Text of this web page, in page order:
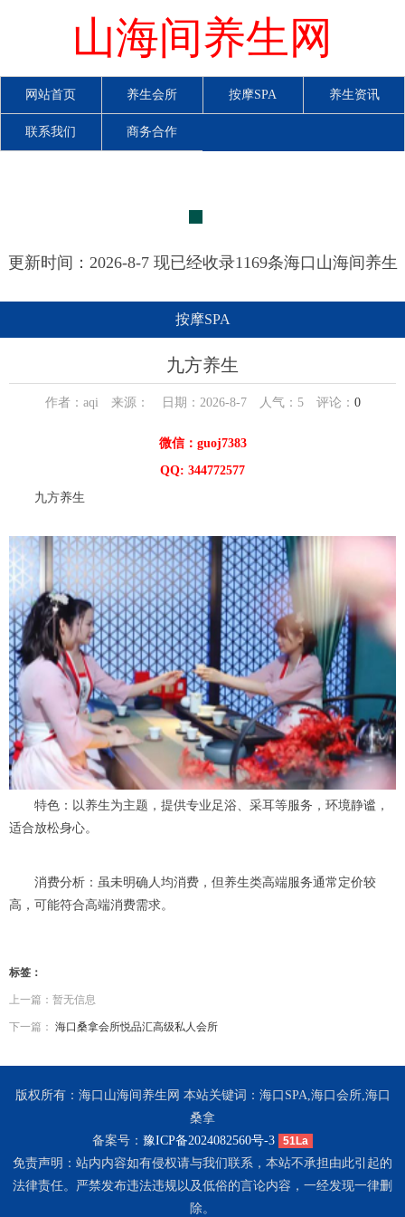
山海间养生网
网站首页 养生会所 按摩SPA 养生资讯
联系我们 商务合作
更新时间：2026-8-7 现已经收录1169条海口山海间养生
按摩SPA
九方养生
作者：aqi 来源： 日期：2026-8-7 人气： 5评论： 0
微信：guoj7383
QQ: 344772577
九方养生
特色：以养生为主题，提供专业足浴、采耳等服务，环境静谧，
适合放松身心。
消费分析：虽未明确人均消费，但养生类高端服务通常定价较
高，可能符合高端消费需求。
标签：
上一篇：暂无信息
下一篇： 海口桑拿会所悦品汇高级私人会所
版权所有：海口山海间养生网 本站关键词：海口SPA,海口会所,海口
桑拿
备案号： 豫ICP备2024082560号-3 51La
免责声明：站内内容如有侵权请与我们联系，本站不承担由此引起的
法律责任。严禁发布违法违规以及低俗的言论内容，一经发现一律删
除。